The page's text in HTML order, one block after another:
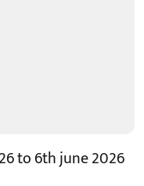
to 6th june 2026